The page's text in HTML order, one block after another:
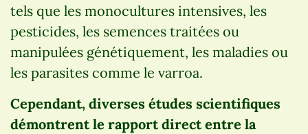
tels que les monocultures intensives, les
pesticides, les semences traitées ou
manipulées génétiquement, les maladies ou
les parasites comme le varroa.
Cependant, diverses études scientifiques
démontrent le rapport direct entre la